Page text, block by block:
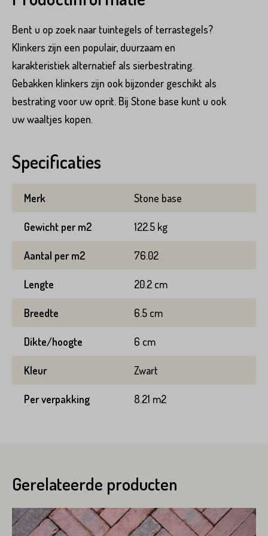
Bent u op zoek naar tuintegels of terrastegels?
Klinkers zijn een populair, duurzaam en
karakteristiek alternatief als sierbestrating.
Gebakken klinkers zijn ook bijzonder geschikt als
bestrating voor uw oprit. Bij Stone base kunt u ook
uw waaltjes kopen.
Specificaties
Merk Stone base
Gewicht per m2 122.5 kg
Aantal per m2 76.02
Lengte 20.2 cm
Breedte 6.5 cm
Dikte/hoogte 6 cm
Kleur Zwart
Per verpakking 8.21 m2
Gerelateerde producten